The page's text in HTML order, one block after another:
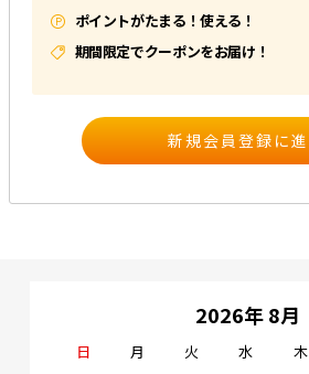
暑さ対策
販売終了品
ポイントがたまる！使える！
期間限定でクーポンをお届け！
2026年 8月
日 月 火 水 木